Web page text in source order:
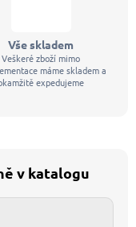
Vše skladem
Veškeré zboží mimo
máme skladem a
expedujeme
v katalogu